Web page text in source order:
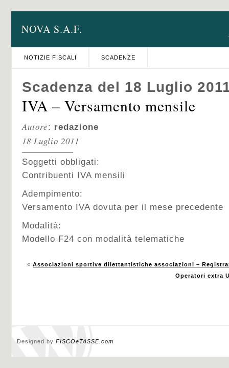
NOVA S.A.F.
NOTIZIE FISCALI SCADENZE
Scadenza del 18 Luglio
IVA – Versamento mensile
Autore: redazione
18 Luglio 2011
Soggetti obbligati:
Contribuenti IVA mensili
Adempimento:
Versamento IVA dovuta per il mese precedente
Modalità:
Modello F24 con modalità telematiche
« Associazioni sportive dilettantistiche associazioni –
Operatori extra
Designed by FISCOeTASSE.com